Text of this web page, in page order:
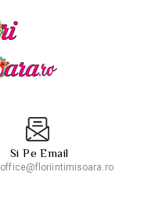
Si Pe Email
office@floriintimisoara.ro